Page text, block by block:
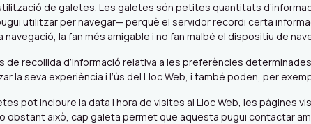
de galetes. Les galetes són petites quantitats
utilitzar per navegar— perquè el servidor recordi certa
la fan més amigable i no fan malbé el dispositiu de
recollida d’informació relativa a les preferències determinades
la seva experiència i l’ús del Lloc Web, i també poden, per
pot incloure la data i hora de visites al Lloc Web, les pàgines
obstant això, cap galeta permet que aquesta pugui contactar